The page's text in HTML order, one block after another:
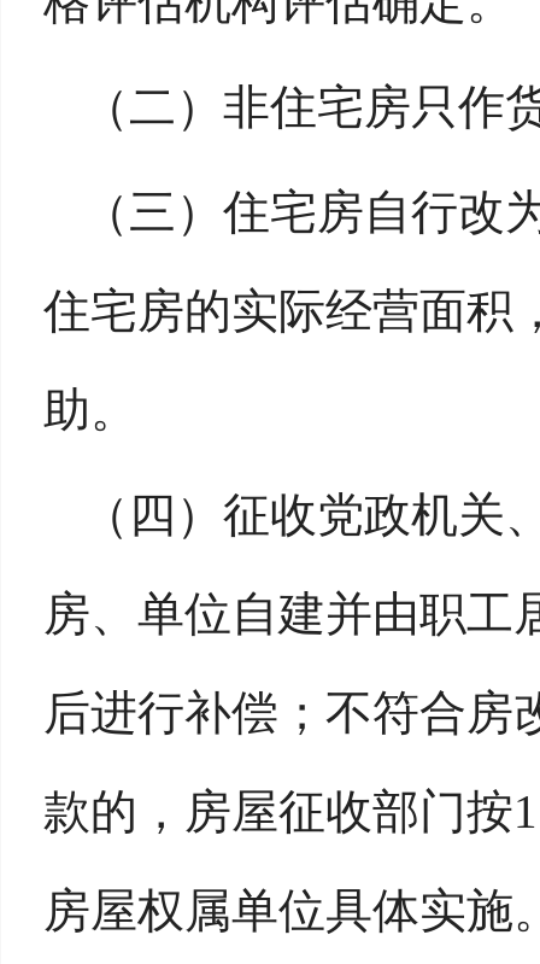
（二）非住宅房只作
（三）住宅房自行
住宅房的实际经营面积
助。
（四）征收党政机
房、单位自建并由职工
后进行补偿；不符合房
款的，房屋征收部门按
房屋权属单位具体实施